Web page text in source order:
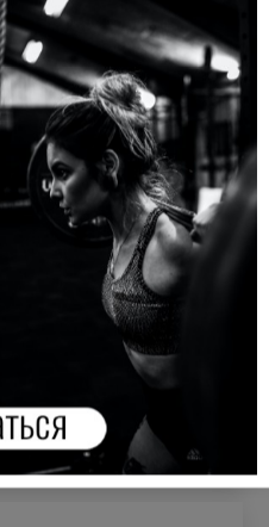
ДЛЯ КРОССФИТ
16 Сентября 2021г. 22ч. 35м.
использовать кроссфит
время тренировки, после
для восстановления и тд.